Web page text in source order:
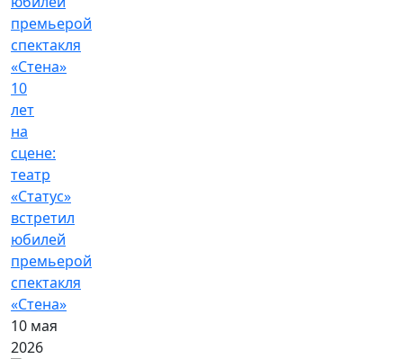
10
лет
на
сцене:
театр
«Статус»
встретил
юбилей
премьерой
спектакля
«Стена»
10 мая
2026